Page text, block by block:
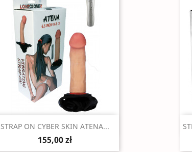
Szybki podgląd
STRAP ON CYBER SKIN ATENA...
155,00 zł